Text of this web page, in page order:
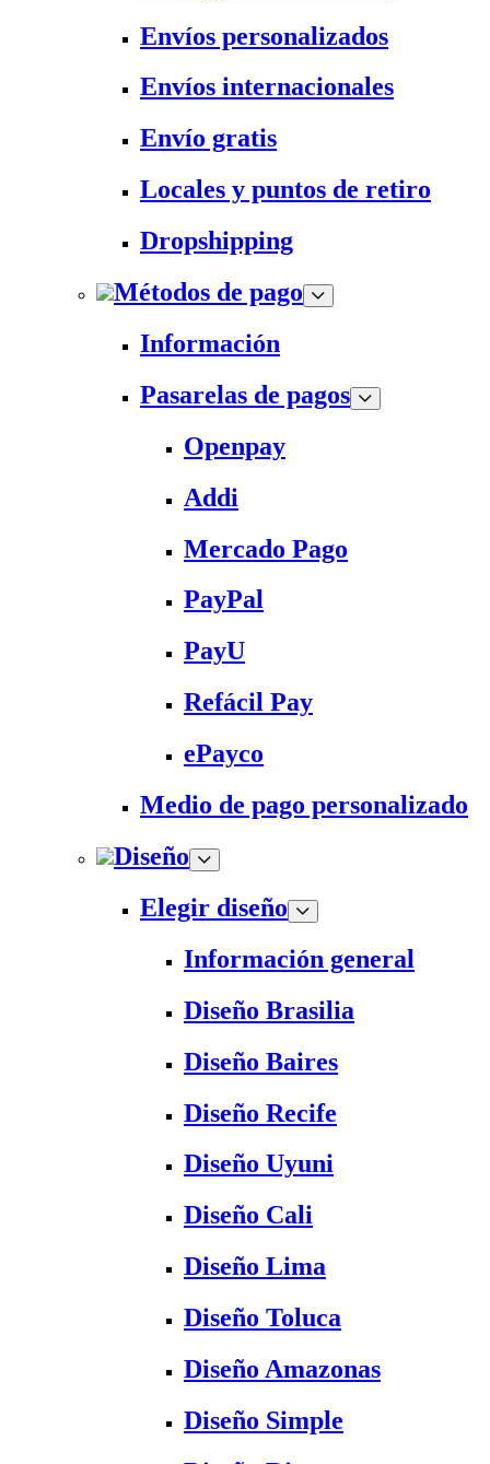
Envíos personalizados
Envíos internacionales
Envío gratis
Locales y puntos de retiro
Dropshipping
Métodos de pago
Información
Pasarelas de pagos
Openpay
Addi
Mercado Pago
PayPal
PayU
Refácil Pay
ePayco
Medio de pago personalizado
Diseño
Elegir diseño
Información general
Diseño Brasilia
Diseño Baires
Diseño Recife
Diseño Uyuni
Diseño Cali
Diseño Lima
Diseño Toluca
Diseño Amazonas
Diseño Simple